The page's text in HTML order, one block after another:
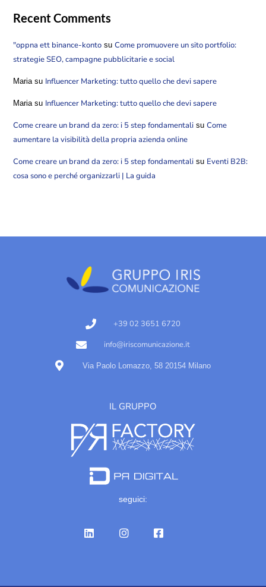
Recent Comments
"oppna ett binance-konto suCome promuovere un sito portfolio:
strategie SEO, campagne pubblicitarie e social
Mariasu Influencer Marketing: tutto quello che devi sapere
Mariasu Influencer Marketing: tutto quello che devi sapere
Come creare un brand da zero: i 5 step fondamentali suCome
aumentare la visibilità della propria azienda online
Come creare un brand da zero: i 5 step fondamentali su Eventi B2B:
cosa sono e perché organizzarli | La guida
+39 02 3651 6720
info@iriscomunicazione.it
Via Paolo Lomazzo, 58 20154 Milano
IL GRUPPO
seguici: